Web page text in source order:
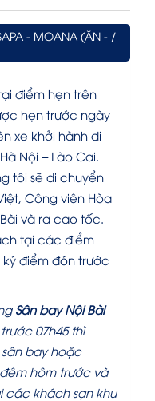
- MOANA (ĂN - /
điểm hẹn trên
hẹn trước ngày
xe khởi hành đi
Nội – Lào Cai.
tôi sẽ di chuyển
Công viên Hòa
Bài và ra cao tốc.
tại các điểm
điểm đón trước
Sân bay Nội Bài
07h45 thì
bay hoặc
hôm trước và
các khách sạn khu